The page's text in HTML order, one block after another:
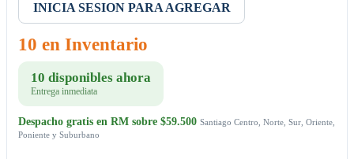
INICIA SESION PARA AGREGAR
10 en Inventario
10 disponibles ahora
Entrega inmediata
Despacho gratis en RM sobre $59.500 Santiago Centro, Norte, Sur, Oriente,
Poniente y Suburbano